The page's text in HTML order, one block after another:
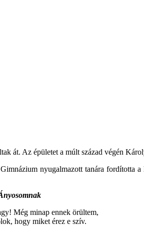
át. Az épületet a múlt század végén
nyugalmazott tanára fordította
Még minap ennek örültem,
hogy miket érez e szív.